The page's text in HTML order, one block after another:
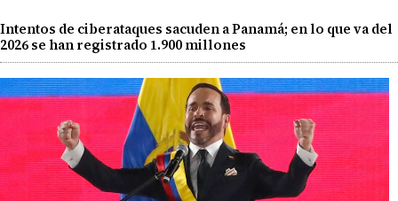
Intentos de ciberataques sacuden a Panamá; en lo que va del
2026 se han registrado 1.900 millones